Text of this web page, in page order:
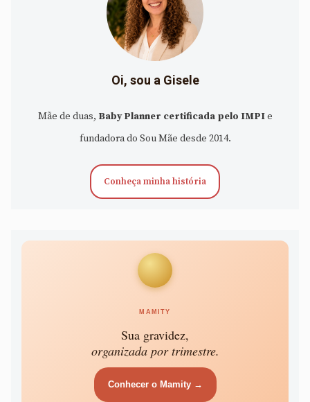
Oi, sou a Gisele
Mãe de duas, Baby Planner certificada pelo IMPIe
fundadora do Sou Mãe desde 2014.
Conheça minha história
MAMITY
Sua gravidez,
organizada por trimestre.
Conhecer o Mamity →